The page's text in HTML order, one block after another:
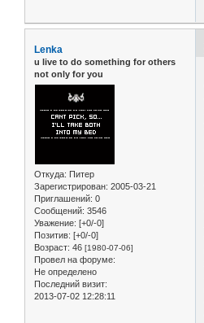
Lenka
u live to do something for others
not only for you
Откуда: Питер
Зарегистрирован: 2005-03-21
Приглашений: 0
Сообщений: 3546
Уважение: [+0/-0]
Позитив: [+0/-0]
Возраст: 46 [1980-07-06]
Провел на форуме:
Не определено
Последний визит:
2013-07-02 12:28:11